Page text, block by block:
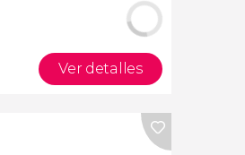
Ver detalles